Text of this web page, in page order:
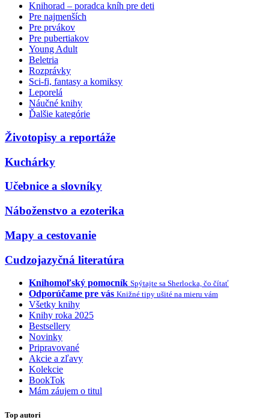
Knihorad – poradca kníh pre deti
Pre najmenších
Pre prvákov
Pre pubertiakov
Young Adult
Beletria
Rozprávky
Sci-fi, fantasy a komiksy
Leporelá
Náučné knihy
Ďalšie kategórie
Životopisy a reportáže
Kuchárky
Učebnice a slovníky
Náboženstvo a ezoterika
Mapy a cestovanie
Cudzojazyčná literatúra
Knihomoľský pomocník Spýtajte sa Sherlocka, čo čítať
Odporúčame pre vás Knižné tipy ušité na mieru vám
Všetky knihy
Knihy roka 2025
Bestsellery
Novinky
Pripravované
Akcie a zľavy
Kolekcie
BookTok
Mám záujem o titul
Top autori